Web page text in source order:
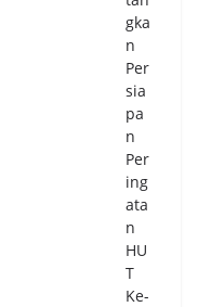
gka
n
Per
sia
pa
n
Per
ing
ata
n
HU
T
Ke-